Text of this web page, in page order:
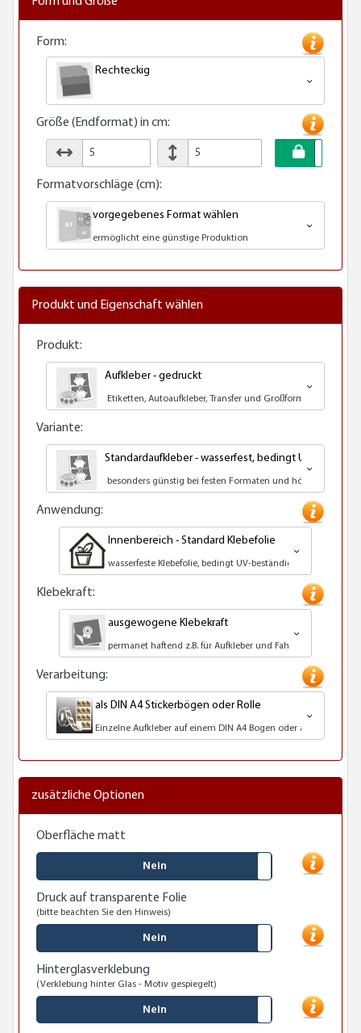
Form:
Rechteckig
Größe (Endformat) in cm:
Formatvorschläge (cm):
vorgegebenes Format wählen
ermöglicht eine günstige Produktion
Produkt und Eigenschaft wählen
Produkt:
Aufkleber - gedruckt
Etiketten, Autoaufkleber, Transfer und Großformatdruck
Variante:
Standardaufkleber - wasserfest, bedingt UV-
besonders günstig bei festen Formaten und höheren
Anwendung:
Innenbereich - Standard Klebefolie
wasserfeste Klebefolie, bedingt UV-beständig
Klebekraft:
ausgewogene Klebekraft
permanet haftend z.B. für Aufkleber und Fahrzeuge
Verarbeitung:
als DIN A4 Stickerbögen oder Rolle
Einzelne Aufkleber auf einem DIN A4 Bogen oder als Rolle
zusätzliche Optionen
Oberfläche matt
Nein
Druck auf transparente Folie
(bitte beachten Sie den Hinweis)
Nein
Hinterglasverklebung
(Verklebung hinter Glas - Motiv gespiegelt)
Nein